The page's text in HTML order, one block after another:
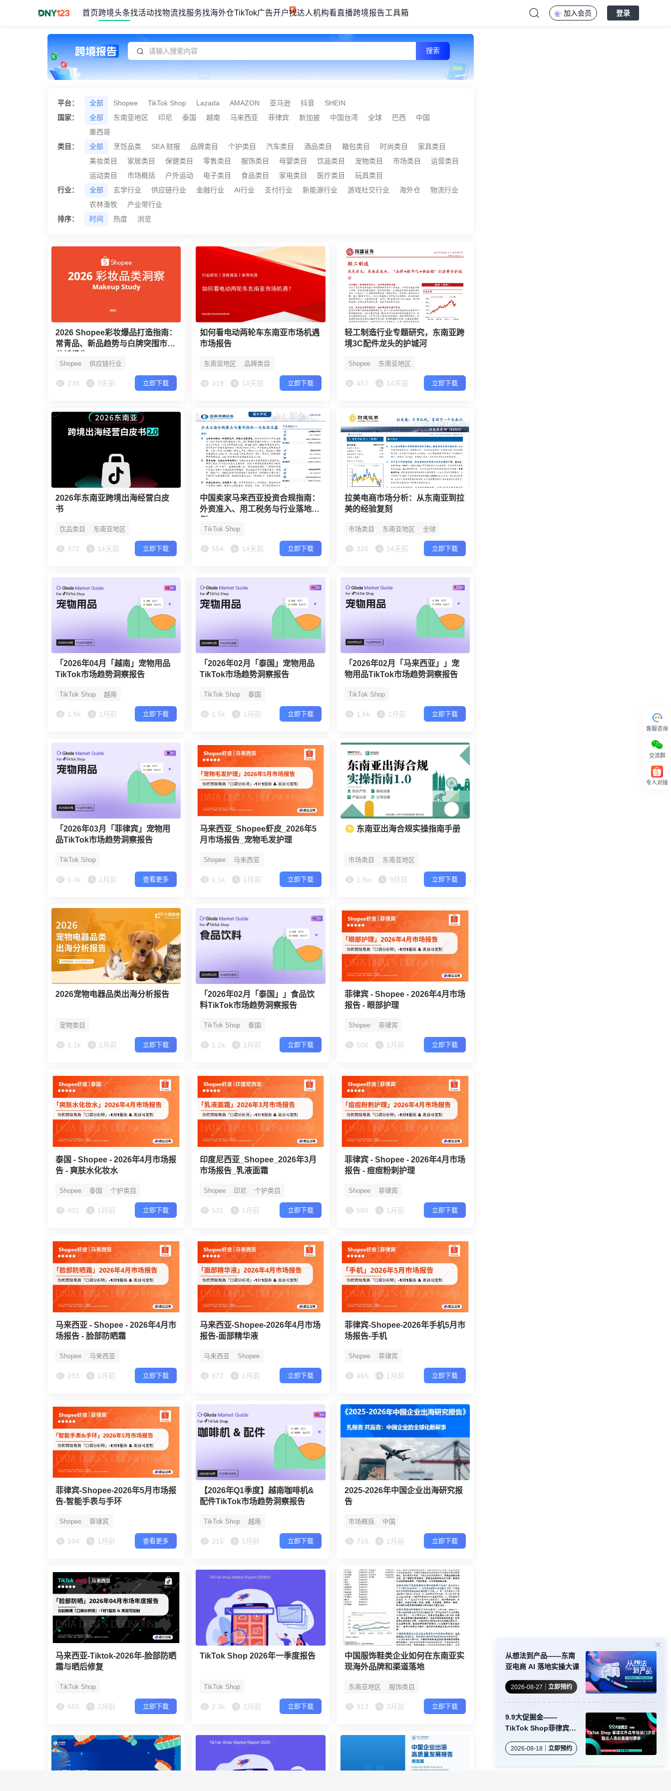
首页 跨境头条找活动找物流找服务找海外仓TikTok广告开户找达人机构看直播跨境报告工具箱 加入会员 登录
从想法到产品——东南
亚电商 AI 落地实操大课
2026-08-27 立即预约
9.9大促掘金——
TikTok Shop菲律宾外
选品直播对接会
2026-08-18 立即预约
搜索
平台： 全部 Shopee TikTok Shop Lazada AMAZON 亚马逊 抖音
SHEIN
国家：
全部 东南亚地区 印尼 泰国 越南 马来西亚 菲律宾 新加披 中国台湾 全球 巴西
中国
墨西哥
类目：
全部 烹饪品类 SEA 财报 品牌类目 个护类目 汽车类目 酒品类目 箱包类目 时尚类目
家具类目
美妆类目
家居类目 保健类目 零售类目 服饰类目 母婴类目 饮品类目 宠物类目 市场类目
运营类目
运动类目
市场概括 户外运动 电子类目 食品类目 家电类目 医疗类目
玩具类目
行业：
全部 玄学行业 供应链行业 金融行业 AI行业 支付行业 新能源行业 游戏社交行业 海外仓
物流行业
农林渔牧
产业带行业
排序：
时间 热度 浏览
2026 Shopee彩妆爆品打造指南：
常青品、新品趋势与白牌突围市场
Shopee 供应链行业
239 3天前 立即下载
如何看电动两轮车东南亚市场机遇
市场报告
东南亚地区 品牌类目
319 14天前 立即下载
轻工制造行业专题研究，东南亚跨
境3C配件龙头的护城河
Shopee 东南亚地区
457 14天前 立即下载
2026年东南亚跨境出海经营白皮
书
饮品类目 东南亚地区
370 14天前 立即下载
中国卖家马来西亚投资合规指南：
外资准入、用工税务与行业落地案
TikTok Shop
554 14天前 立即下载
拉美电商市场分析：从东南亚到拉
美的经验复刻
市场类目 东南亚地区 全球
326 14天前 立即下载
「2026年04月「越南」宠物用品
TikTok市场趋势洞察报告
TikTok Shop 越南
1.6k 1月前 立即下载
「2026年02月「泰国」宠物用品
TikTok市场趋势洞察报告
TikTok Shop 泰国
1.5k 1月前 立即下载
「2026年02月「马来西亚」」宠
物用品TikTok市场趋势洞察报告
TikTok Shop
1.6k 1月前 立即下载
「2026年03月「菲律宾」宠物用
品TikTok市场趋势洞察报告
TikTok Shop
1.4k 1月前 查看更多
马来西亚_Shopee虾皮_2026年5
月市场报告_宠物毛发护理
Shopee 马来西亚
1.1k 1月前 立即下载
东南亚出海合规实操指南手册
市场类目 东南亚地区
1.8w 9月前 立即下载
2026宠物电器品类出海分析报告
宠物类目
1.1k 1月前 立即下载
「2026年02月「泰国」」食品饮
料TikTok市场趋势洞察报告
TikTok Shop 泰国
1.2k 1月前 立即下载
菲律宾 - Shopee - 2026年4月市场
报告 - 眼部护理
Shopee 菲律宾
506 1月前 立即下载
泰国 - Shopee - 2026年4月市场报
告 - 爽肤水化妆水
Shopee 泰国 个护类目
402 1月前 立即下载
印度尼西亚_Shopee_2026年3月
市场报告_乳液面霜
Shopee 印尼 个护类目
531 1月前 立即下载
菲律宾 - Shopee - 2026年4月市场
报告 - 痘痘粉刺护理
Shopee 菲律宾
586 1月前 立即下载
马来西亚 - Shopee - 2026年4月市
场报告 - 脸部防晒霜
Shopee 马来西亚
293 1月前 立即下载
马来西亚-Shopee-2026年4月市场
报告-面部精华液
马来西亚 Shopee
672 1月前 立即下载
菲律宾-Shopee-2026年手机5月市
场报告-手机
Shopee 菲律宾
465 1月前 立即下载
菲律宾-Shopee-2026年5月市场报
告-智能手表与手环
Shopee 菲律宾
594 1月前 查看更多
【2026年Q1季度】越南咖啡机&
配件TikTok市场趋势洞察报告
TikTok Shop 越南
315 1月前 立即下载
2025-2026年中国企业出海研究报
告
市场概括 中国
716 2月前 立即下载
马来西亚-Tiktok-2026年-脸部防晒
霜与晒后修复
TikTok Shop
655 2月前 立即下载
TikTok Shop 2026年一季度报告
TikTok Shop
2.3k 2月前 立即下载
中国服饰鞋类企业如何在东南亚实
现海外品牌和渠道落地
东南亚地区 服饰类目
913 3月前 立即下载
客服咨询
交流群
专人对接